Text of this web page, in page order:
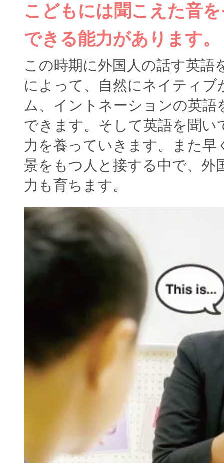
こどもには聞こえた音
できる能力があります。
この時期に外国人の話す英語
によって、自然にネイティブ
ム、イントネーションの英語
できます。そして英語を聞い
力を養っていきます。また早
景をもつ人と接する中で、外
力も育ちます。